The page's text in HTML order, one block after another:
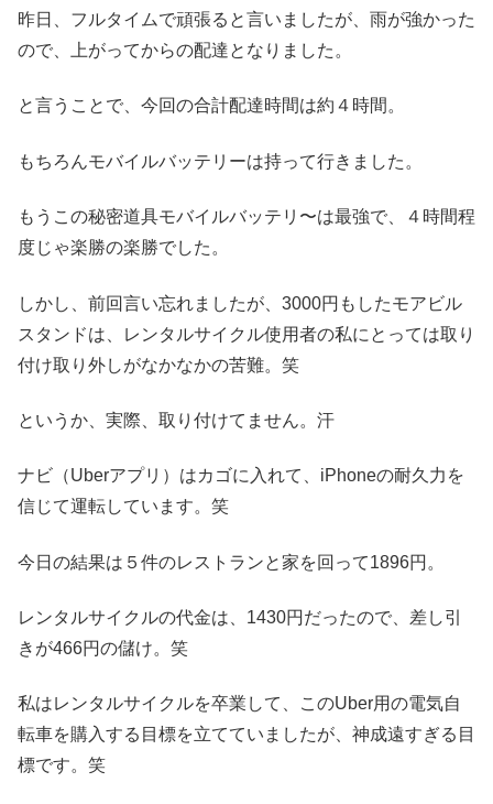
昨日、フルタイムで頑張ると言いましたが、雨が強かった
ので、上がってからの配達となりました。
と言うことで、今回の合計配達時間は約４時間。
もちろんモバイルバッテリーは持って行きました。
もうこの秘密道具モバイルバッテリ〜は最強で、４時間程
度じゃ楽勝の楽勝でした。
しかし、前回言い忘れましたが、3000円もしたモアビル
スタンドは、レンタルサイクル使用者の私にとっては取り
付け取り外しがなかなかの苦難。笑
というか、実際、取り付けてません。汗
ナビ（Uberアプリ）はカゴに入れて、iPhoneの耐久力を
信じて運転しています。笑
今日の結果は５件のレストランと家を回って1896円。
レンタルサイクルの代金は、1430円だったので、差し引
きが466円の儲け。笑
私はレンタルサイクルを卒業して、このUber用の電気自
転車を購入する目標を立てていましたが、神成遠すぎる目
標です。笑